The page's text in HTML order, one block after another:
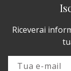
Riceverai